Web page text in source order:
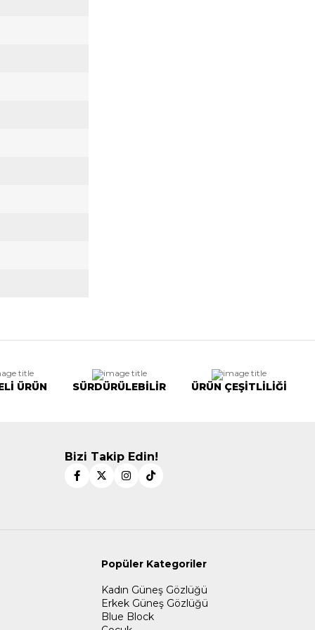
ÜRÜN SÜRDÜRÜLEBİLİR ÜRÜN ÇEŞİTLİLİĞİ
Bizi Takip Edin!
Popüler Kategoriler
Kadın Güneş Gözlüğü
Erkek Güneş Gözlüğü
Blue Block